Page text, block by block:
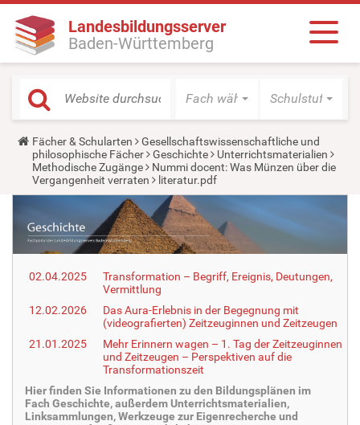
Landesbildungsserver
Baden-Württemberg
Fach wählen Schulstufe
Y
o
u
a
r
e
r
e
Fächer & Schularten
Gesellschaftswissenschaftliche und
philosophische Fächer
Geschichte
Unterrichtsmaterialien
Methodische Zugänge
Nummi docent: Was Münzen über die
Vergangenheit verraten
literatur.pdf
02.04.2025
Transformation – Begriff, Ereignis, Deutungen,
Vermittlung
12.02.2026
Das Aura-Erlebnis in der Begegnung mit
(videografierten) Zeitzeuginnen und Zeitzeugen
21.01.2025
Mehr Erinnern wagen – 1. Tag der Zeitzeuginnen
und Zeitzeugen – Perspektiven auf die
Transformationszeit
Hier finden Sie Informationen zu den Bildungsplänen im
Fach Geschichte, außerdem Unterrichtsmaterialien,
Linksammlungen, Werkzeuge zur Eigenrecherche und